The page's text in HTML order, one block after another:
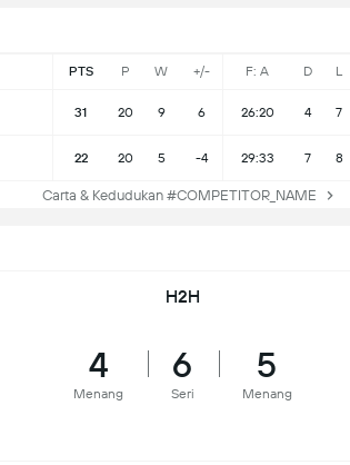
PTS P W +/- F: A D L
31 20 9 6 26:20 4 7
22 20 5 -4 29:33 7 8
Carta & Kedudukan #COMPETITOR_NAME
H2H
4
Menang
6
Seri
5
Menang